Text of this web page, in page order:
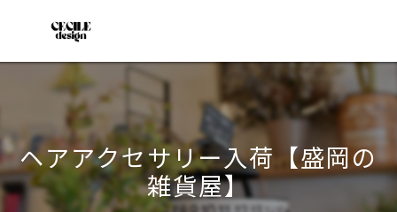
ヘアアクセサリー入荷【盛岡の
雑貨屋】